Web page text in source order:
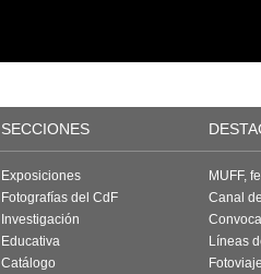
SECCIONES
Exposiciones
Fotografías del CdF
Investigación
Educativa
Catálogo
MUFF,
Canal
Líneas